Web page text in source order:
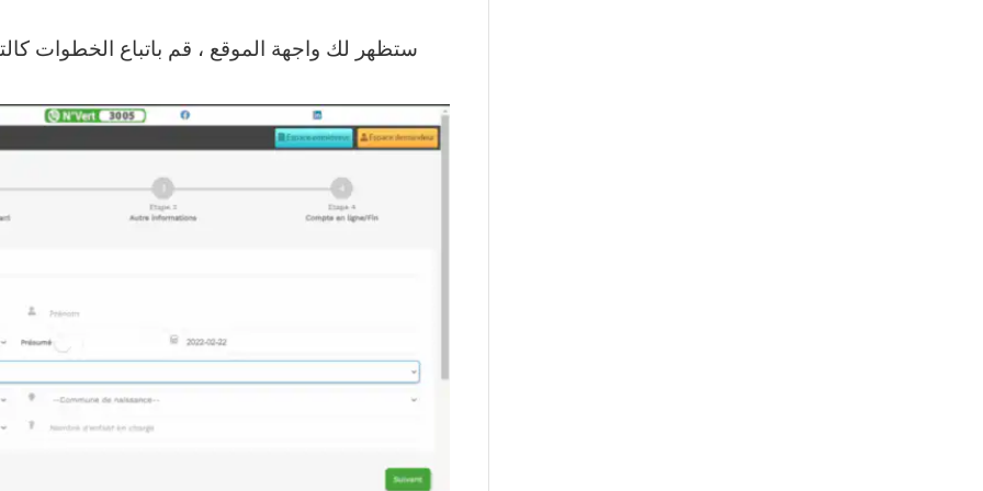
ستظهر لك واجهة الموقع ، قم باتباع الخطوات